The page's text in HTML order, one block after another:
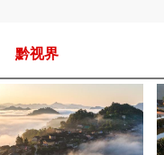
黔视界